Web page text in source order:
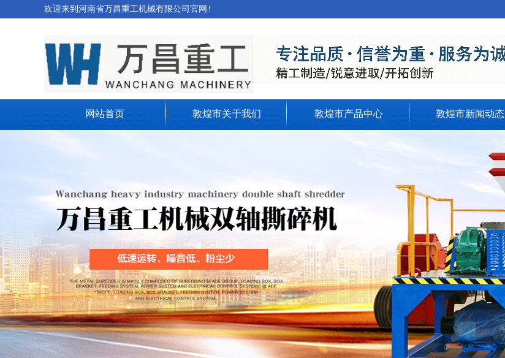
欢迎来到河南省万昌重工机械有限公司官网!
网站首页 敦煌市关于我们 敦煌市产品中心 敦煌市新闻动态